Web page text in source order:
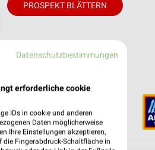
PROSPEKT BLÄTTERN
Datenschutzbestimmungen
erforderliche cookie
IDs in cookie und anderen
Daten möglicherweise
Ihre Einstellungen akzeptieren,
die Fingerabdruck-Schaltfläche in